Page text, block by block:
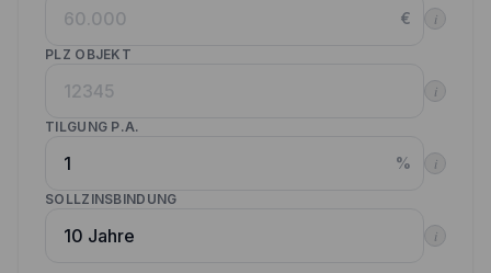
€ i
PLZ OBJEKT
i
TILGUNG P.A.
% i
SOLLZINSBINDUNG
i